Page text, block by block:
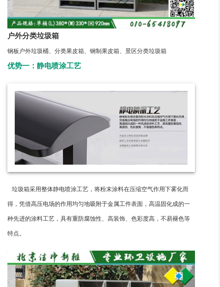
户外分类垃圾箱
钢板户外垃圾桶、分类果皮箱、钢制果皮箱、景区分类垃圾箱
优势一：静电喷涂工艺
垃圾箱采用整体静电喷涂工艺，将粉末涂料在压缩空气作用下雾化而
得，凭借高压电场的作用均匀地吸附于金属工件表面，高温固化成的一
种先进的涂料工艺，具有重防腐蚀性、高装饰、色彩度高，不易褪色等
特点。